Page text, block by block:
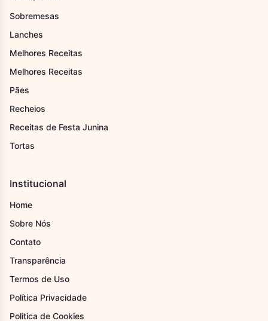
Sobremesas
Lanches
Melhores Receitas
Melhores Receitas
Pães
Recheios
Receitas de Festa Junina
Tortas
Institucional
Home
Sobre Nós
Contato
Transparência
Termos de Uso
Política Privacidade
Politica de Cookies